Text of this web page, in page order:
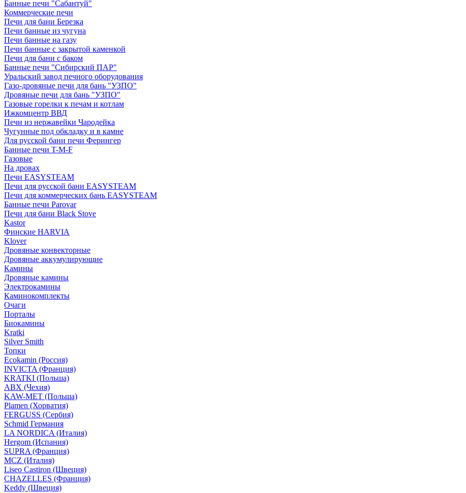
Банные печи "Сабантуй"
Коммерческие печи
Печи для бани Березка
Печи банные из чугуна
Печи банные на газу
Печи банные с закрытой каменкой
Печи для бани с баком
Банные печи "Сибирский ПАР"
Уральский завод печного оборудования
Газо-дровяные печи для бань "УЗПО"
Дровяные печи для бань "УЗПО"
Газовые горелки к печам и котлам
Ижкомцентр ВВД
Печи из нержавейки Чародейка
Чугунные под обкладку и в камне
Для русской бани печи Ферингер
Банные печи T-M-F
Газовые
На дровах
Печи EASYSTEAM
Печи для русской бани EASYSTEAM
Печи для коммерческих бань EASYSTEAM
Банные печи Parovar
Печи для бани Black Stove
Kastor
Финские HARVIA
Klover
Дровяные конвекторные
Дровяные аккумулирующие
Камины
Дровяные камины
Электрокамины
Каминокомплекты
Очаги
Порталы
Биокамины
Kratki
Silver Smith
Топки
Ecokamin (Россия)
INVICTA (Франция)
KRATKI (Польша)
ABX (Чехия)
KAW-MET (Польша)
Plamen (Хорватия)
FERGUSS (Сербия)
Schmid Германия
LA NORDICA (Италия)
Hergom (Испания)
SUPRA (Франция)
MCZ (Италия)
Liseo Castiron (Швеция)
CHAZELLES (Франция)
Keddy (Швеция)